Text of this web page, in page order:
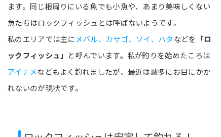
ます。同じ根周りにいる魚でも小魚や、あまり美味しくない
魚たちはロックフィッシュとは呼ばないようです。
私のエリアでは主に メバル、カサゴ、ソイ、ハタ などを 「ロ
ックフィッシュ」 と呼んでいます。私が釣りを始めたころは
アイナメなどもよく釣れましたが、最近は滅多にお目にかか
れないのが現状です。